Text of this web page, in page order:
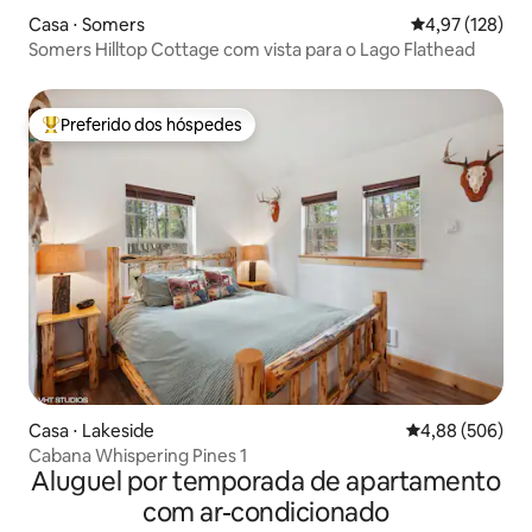
Casa ⋅ Somers 4,97 de uma
4,97 (128)
Somers Hilltop Cottage com vista para o Lago Flathead
Entre os melhores preferidos dos hóspedes
Preferido dos hóspedes
Casa ⋅ Lakeside 4,88 de uma
4,88 (506)
Cabana Whispering Pines 1
Aluguel por temporada de apartamento
com ar-condicionado